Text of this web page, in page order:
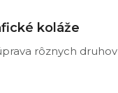
koláže
rôznych druhov